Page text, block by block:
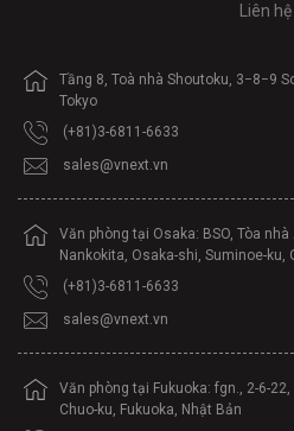
Liên hệ
Tầng 8, Toà nhà Shoutoku, 3−8−9
Tokyo
(+81)3-6811-6633
sales@vnext.vn
Văn phòng tại Osaka: BSO, Tòa nhà
Nankokita, Osaka-shi, Suminoe-ku,
(+81)3-6811-6633
sales@vnext.vn
Văn phòng tại Fukuoka: fgn., 2-6-
Chuo-ku, Fukuoka, Nhật Bản